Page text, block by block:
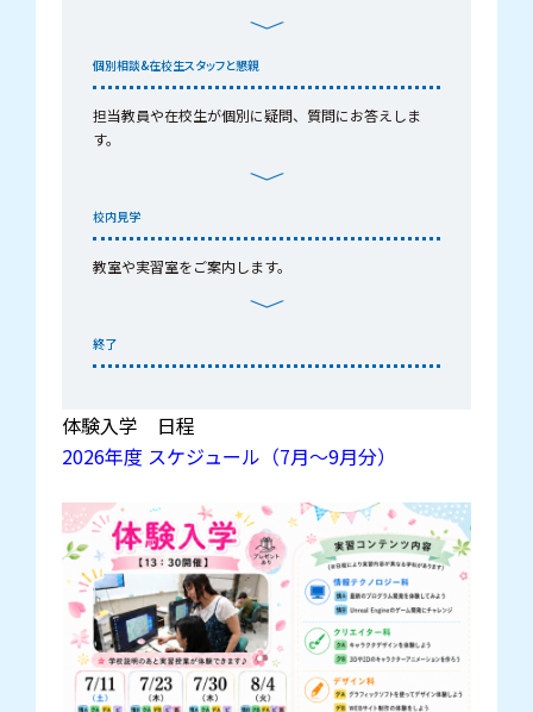
個別相談&在校生スタッフと懇親
担当教員や在校生が個別に疑問、質問にお答えしま
す。
校内見学
教室や実習室をご案内します。
終了
体験入学 日程
2026年度 スケジュール（7月～9月分）